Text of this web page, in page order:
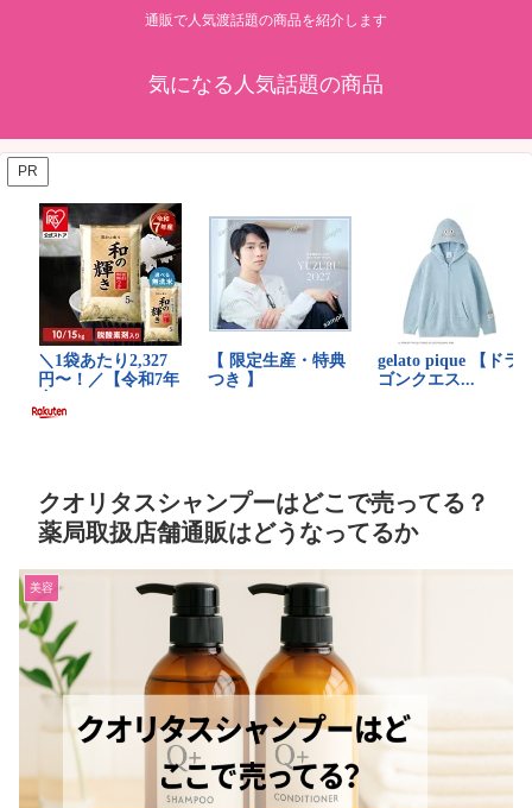
通販で人気渡話題の商品を紹介します
気になる人気話題の商品
PR
クオリタスシャンプーはどこで売ってる？
薬局取扱店舗通販はどうなってるか
美容